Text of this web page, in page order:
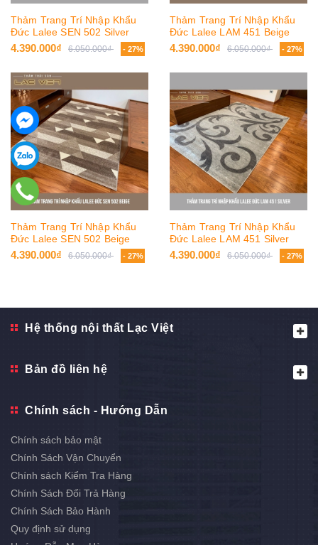
Thảm Trang Trí Nhập Khẩu
Đức Lalee SEN 502 Silver
4.390.000₫ 6.050.000₫ - 27%
Thảm Trang Trí Nhập Khẩu
Đức Lalee SEN 502 Beige
4.390.000₫ 6.050.000₫ - 27%
Thảm Trang Trí Nhập Khẩu
Đức Lalee LAM 451 Beige
4.390.000₫ 6.050.000₫ - 27%
Thảm Trang Trí Nhập Khẩu
Đức Lalee LAM 451 Silver
4.390.000₫ 6.050.000₫ - 27%
Hệ thống nội thất Lạc Việt
Bản đồ liên hệ
Chính sách - Hướng Dẫn
Chính sách bảo mật
Chính Sách Vận Chuyển
Chính sách Kiểm Tra Hàng
Chính Sách Đổi Trả Hàng
Chính Sách Bảo Hành
Quy định sử dụng